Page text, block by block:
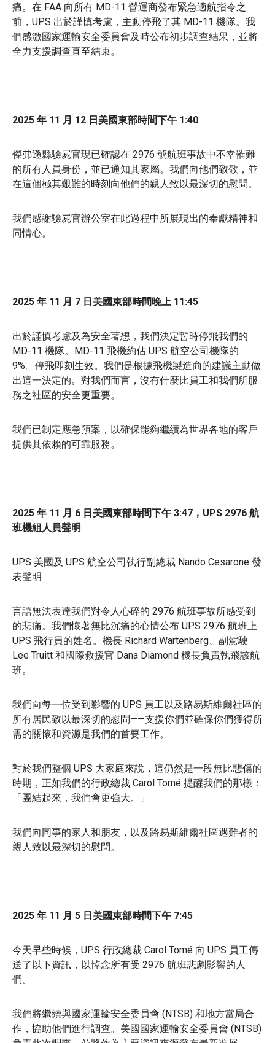
痛。在 FAA 向所有 MD-11 營運商發布緊急適航指令之
前，UPS 出於謹慎考慮，主動停飛了其 MD-11 機隊。我
們感激國家運輸安全委員會及時公布初步調查結果，並將
全力支援調查直至結束。
2025 年 11 月 12 日美國東部時間下午 1:40
傑弗遜縣驗屍官現已確認在 2976 號航班事故中不幸罹難
的所有人員身份，並已通知其家屬。我們向他們致敬，並
在這個極其艱難的時刻向他們的親人致以最深切的慰問。
我們感謝驗屍官辦公室在此過程中所展現出的奉獻精神和
同情心。
2025 年 11 月 7 日美國東部時間晚上 11:45
出於謹慎考慮及為安全著想，我們決定暫時停飛我們的
MD-11 機隊。MD-11 飛機約佔 UPS 航空公司機隊的
9%。停飛即刻生效。我們是根據飛機製造商的建議主動做
出這一決定的。對我們而言，沒有什麼比員工和我們所服
務之社區的安全更重要。
我們已制定應急預案，以確保能夠繼續為世界各地的客戶
提供其依賴的可靠服務。
2025 年 11 月 6 日美國東部時間下午 3:47，UPS 2976 航
班機組人員聲明
UPS 美國及 UPS 航空公司執行副總裁 Nando Cesarone 發
表聲明
言語無法表達我們對令人心碎的 2976 航班事故所感受到
的悲痛。我們懷著無比沉痛的心情公布 UPS 2976 航班上
UPS 飛行員的姓名。機長 Richard Wartenberg、副駕駛
Lee Truitt 和國際救援官 Dana Diamond 機長負責執飛該航
班。
我們向每一位受到影響的 UPS 員工以及路易斯維爾社區的
所有居民致以最深切的慰問——支援你們並確保你們獲得所
需的關懷和資源是我們的首要工作。
對於我們整個 UPS 大家庭來說，這仍然是一段無比悲傷的
時期，正如我們的行政總裁 Carol Tomé 提醒我們的那樣：
「團結起來，我們會更強大。」
我們向同事的家人和朋友，以及路易斯維爾社區遇難者的
親人致以最深切的慰問。
2025 年 11 月 5 日美國東部時間下午 7:45
今天早些時候，UPS 行政總裁 Carol Tomé 向 UPS 員工傳
送了以下資訊，以悼念所有受 2976 航班悲劇影響的人
們。
我們將繼續與國家運輸安全委員會 (NTSB) 和地方當局合
作，協助他們進行調查。美國國家運輸安全委員會 (NTSB)